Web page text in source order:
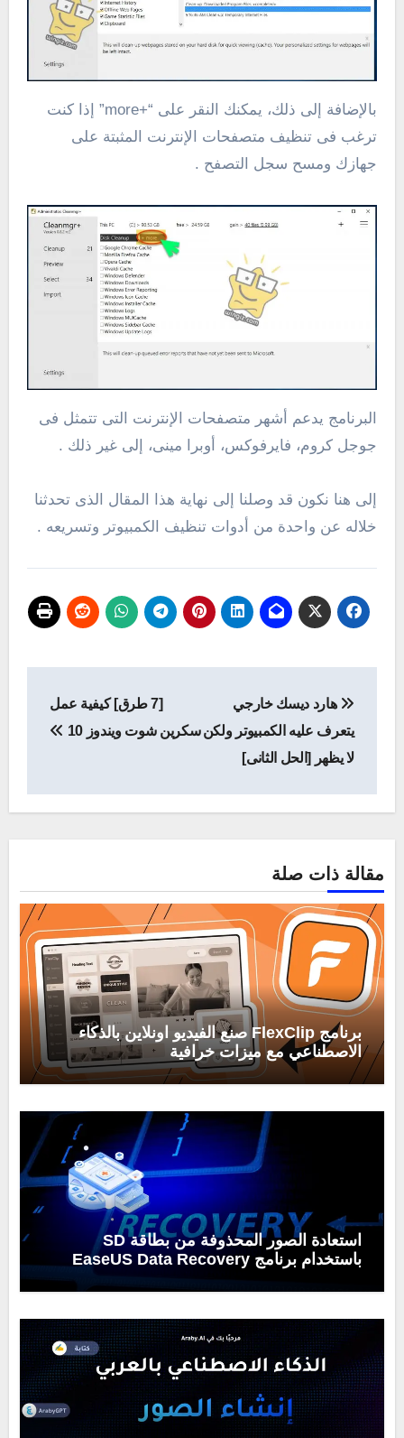
بالإضافة إلى ذلك، يمكنك النقر على “+more” إذا كنت
ترغب فى تنظيف متصفحات الإنترنت المثبتة على
جهازك ومسح سجل التصفح .
البرنامج يدعم أشهر متصفحات الإنترنت التى تتمثل فى
جوجل كروم، فايرفوكس، أوبرا مينى، إلى غير ذلك .
إلى هنا نكون قد وصلنا إلى نهاية هذا المقال الذى تحدثنا
خلاله عن واحدة من أدوات تنظيف الكمبيوتر وتسريعه .
المقالات
هارد ديسك خارجي
يتعرف عليه الكمبيوتر ولكن
لا يظهر [الحل الثانى]
[7 طرق] كيفية عمل
سكرين شوت ويندوز 10
مقالة ذات صلة
برنامج FlexClip صنع الفيديو اونلاين بالذكاء
الاصطناعي مع ميزات خرافية
استعادة الصور المحذوفة من بطاقة SD
باستخدام برنامج EaseUS Data Recovery